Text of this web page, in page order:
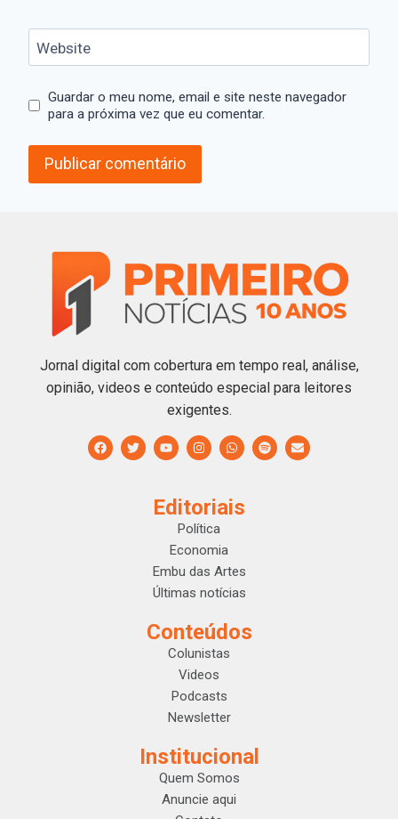
Website
Guardar o meu nome, email e site neste navegador
para a próxima vez que eu comentar.
Jornal digital com cobertura em tempo real, análise,
opinião, videos e conteúdo especial para leitores
exigentes.
Editoriais
Política
Economia
Embu das Artes
Últimas notícias
Conteúdos
Colunistas
Videos
Podcasts
Newsletter
Institucional
Quem Somos
Anuncie aqui